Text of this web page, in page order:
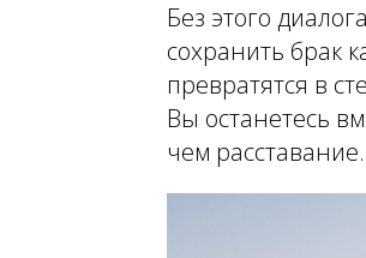
Без этого
сохранить брак
превратятся в
Вы останетесь
чем расставание.